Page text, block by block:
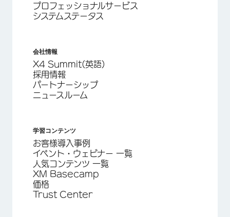
プロフェッショナルサービス
システムステータス
会社情報
X4 Summit(英語)
採用情報
パートナーシップ
ニュースルーム
学習コンテンツ
お客様導入事例
イベント・ウェビナー 一覧
人気コンテンツ 一覧
XM Basecamp
価格
Trust Center